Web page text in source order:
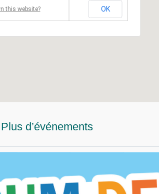
this website? OK
Plus d’événements